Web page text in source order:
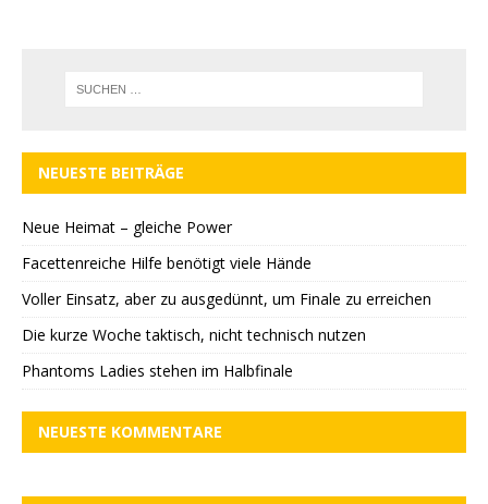
NEUESTE BEITRÄGE
Neue Heimat – gleiche Power
Facettenreiche Hilfe benötigt viele Hände
Voller Einsatz, aber zu ausgedünnt, um Finale zu erreichen
Die kurze Woche taktisch, nicht technisch nutzen
Phantoms Ladies stehen im Halbfinale
NEUESTE KOMMENTARE